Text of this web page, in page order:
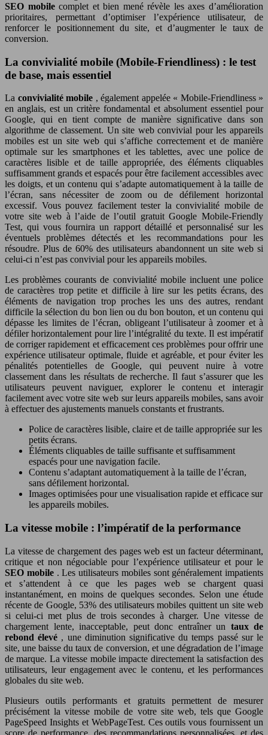
SEO mobilecomplet et bien mené révèle les axes d’amélioration
prioritaires, permettant d’optimiser l’expérience utilisateur, de
renforcer le positionnement du site, et d’augmenter le taux de
conversion.
La convivialité mobile (Mobile-Friendliness) : le test
de base, mais essentiel
La convivialité mobile , également appelée « Mobile-Friendliness »
en anglais, est un critère fondamental et absolument essentiel pour
Google, qui en tient compte de manière significative dans son
algorithme de classement. Un site web convivial pour les appareils
mobiles est un site web qui s’affiche correctement et de manière
optimale sur les smartphones et les tablettes, avec une police de
caractères lisible et de taille appropriée, des éléments cliquables
suffisamment grands et espacés pour être facilement accessibles avec
les doigts, et un contenu qui s’adapte automatiquement à la taille de
l’écran, sans nécessiter de zoom ou de défilement horizontal
excessif. Vous pouvez facilement tester la convivialité mobile de
votre site web à l’aide de l’outil gratuit Google Mobile-Friendly
Test, qui vous fournira un rapport détaillé et personnalisé sur les
éventuels problèmes détectés et les recommandations pour les
résoudre. Plus de 60% des utilisateurs abandonnent un site web si
celui-ci n’est pas convivial pour les appareils mobiles.
Les problèmes courants de convivialité mobile incluent une police
de caractères trop petite et difficile à lire sur les petits écrans, des
éléments de navigation trop proches les uns des autres, rendant
difficile la sélection du bon lien ou du bon bouton, et un contenu qui
dépasse les limites de l’écran, obligeant l’utilisateur à zoomer et à
défiler horizontalement pour lire l’intégralité du texte. Il est impératif
de corriger rapidement et efficacement ces problèmes pour offrir une
expérience utilisateur optimale, fluide et agréable, et pour éviter les
pénalités potentielles de Google, qui peuvent nuire à votre
classement dans les résultats de recherche. Il faut s’assurer que les
utilisateurs peuvent naviguer, explorer le contenu et interagir
facilement avec votre site web sur leurs appareils mobiles, sans avoir
à effectuer des ajustements manuels constants et frustrants.
Police de caractères lisible, claire et de taille appropriée sur les
petits écrans.
Éléments cliquables de taille suffisante et suffisamment
espacés pour une navigation facile.
Contenu s’adaptant automatiquement à la taille de l’écran,
sans défilement horizontal.
Images optimisées pour une visualisation rapide et efficace sur
les appareils mobiles.
La vitesse mobile : l’impératif de la performance
La vitesse de chargement des pages web est un facteur déterminant,
critique et non négociable pour l’expérience utilisateur et pour le
SEO mobile . Les utilisateurs mobiles sont généralement impatients
et s’attendent à ce que les pages web se chargent quasi
instantanément, en moins de quelques secondes. Selon une étude
récente de Google, 53% des utilisateurs mobiles quittent un site web
si celui-ci met plus de trois secondes à charger. Une vitesse de
chargement lente, inacceptable, peut donc entraîner un taux de
rebond élevé , une diminution significative du temps passé sur le
site, une baisse du taux de conversion, et une dégradation de l’image
de marque. La vitesse mobile impacte directement la satisfaction des
utilisateurs, leur engagement avec le contenu, et les performances
globales du site web.
Plusieurs outils performants et gratuits permettent de mesurer
précisément la vitesse mobile de votre site web, tels que Google
PageSpeed Insights et WebPageTest. Ces outils vous fournissent un
score de performance, des recommandations personnalisées, et des